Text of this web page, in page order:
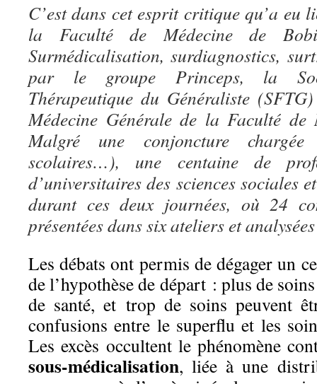
C’est dans cet esprit critique qu’a eu
la Faculté de Médecine de
Surmédicalisation, surdiagnostics,
par le groupe Princeps, la
Thérapeutique du Généraliste
Médecine Générale de la Faculté de
Malgré une conjoncture chargée
scolaires…), une centaine de
d’universitaires des sciences sociales
durant ces deux journées, où 24
présentées dans six ateliers et
Les débats ont permis de dégager un
de l’hypothèse de départ : plus de
de santé, et trop de soins peuvent
confusions entre le superflu et les
Les excès occultent le phénomène
sous-médicalisation, liée à une